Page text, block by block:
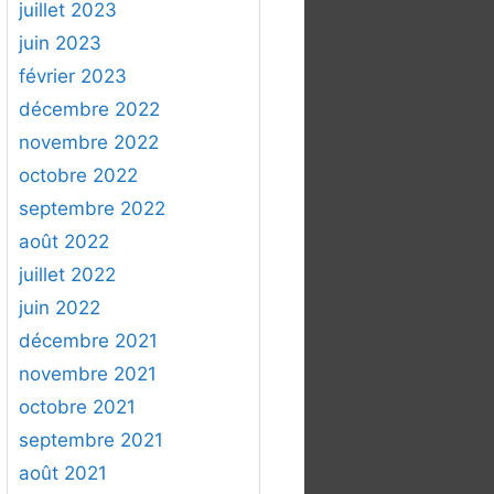
juillet 2023
juin 2023
février 2023
décembre 2022
novembre 2022
octobre 2022
septembre 2022
août 2022
juillet 2022
juin 2022
décembre 2021
novembre 2021
octobre 2021
septembre 2021
août 2021